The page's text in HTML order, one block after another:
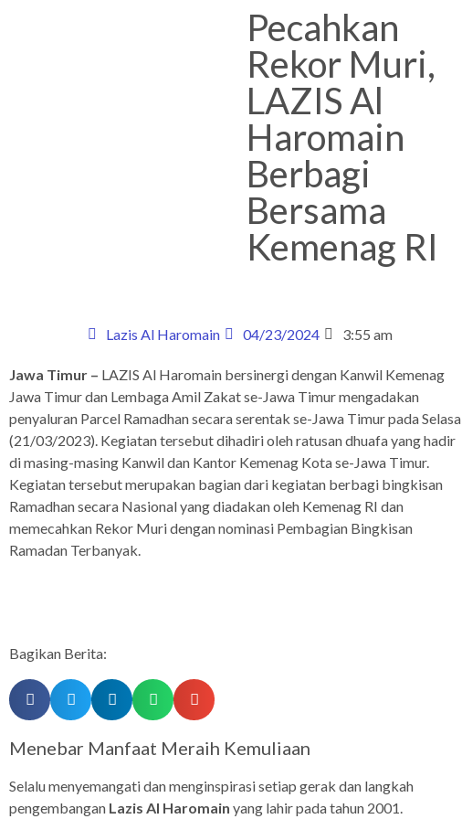
Pecahkan
Rekor Muri,
LAZIS Al
Haromain
Berbagi
Bersama
Kemenag RI
Lazis Al Haromain 04/23/2024 3:55 am
Jawa Timur – LAZIS Al Haromain bersinergi dengan Kanwil Kemenag
Jawa Timur dan Lembaga Amil Zakat se-Jawa Timur mengadakan
penyaluran Parcel Ramadhan secara serentak se-Jawa Timur pada Selasa
(21/03/2023). Kegiatan tersebut dihadiri oleh ratusan dhuafa yang hadir
di masing-masing Kanwil dan Kantor Kemenag Kota se-Jawa Timur.
Kegiatan tersebut merupakan bagian dari kegiatan berbagi bingkisan
Ramadhan secara Nasional yang diadakan oleh Kemenag RI dan
memecahkan Rekor Muri dengan nominasi Pembagian Bingkisan
Ramadan Terbanyak.
Bagikan Berita:
Menebar Manfaat Meraih Kemuliaan
Selalu menyemangati dan menginspirasi setiap gerak dan langkah
pengembangan Lazis Al Haromain yang lahir pada tahun 2001.